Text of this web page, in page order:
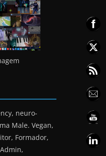
neuro-
Male. Vegan,
Formador,